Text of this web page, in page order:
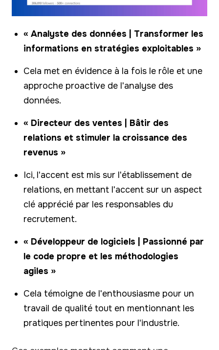
« Analyste des données | Transformer les
informations en stratégies exploitables »
Cela met en évidence à la fois le rôle et une
approche proactive de l'analyse des
données.
« Directeur des ventes | Bâtir des
relations et stimuler la croissance des
revenus »
Ici, l'accent est mis sur l'établissement de
relations, en mettant l'accent sur un aspect
clé apprécié par les responsables du
recrutement.
« Développeur de logiciels | Passionné par
le code propre et les méthodologies
agiles »
Cela témoigne de l'enthousiasme pour un
travail de qualité tout en mentionnant les
pratiques pertinentes pour l'industrie.